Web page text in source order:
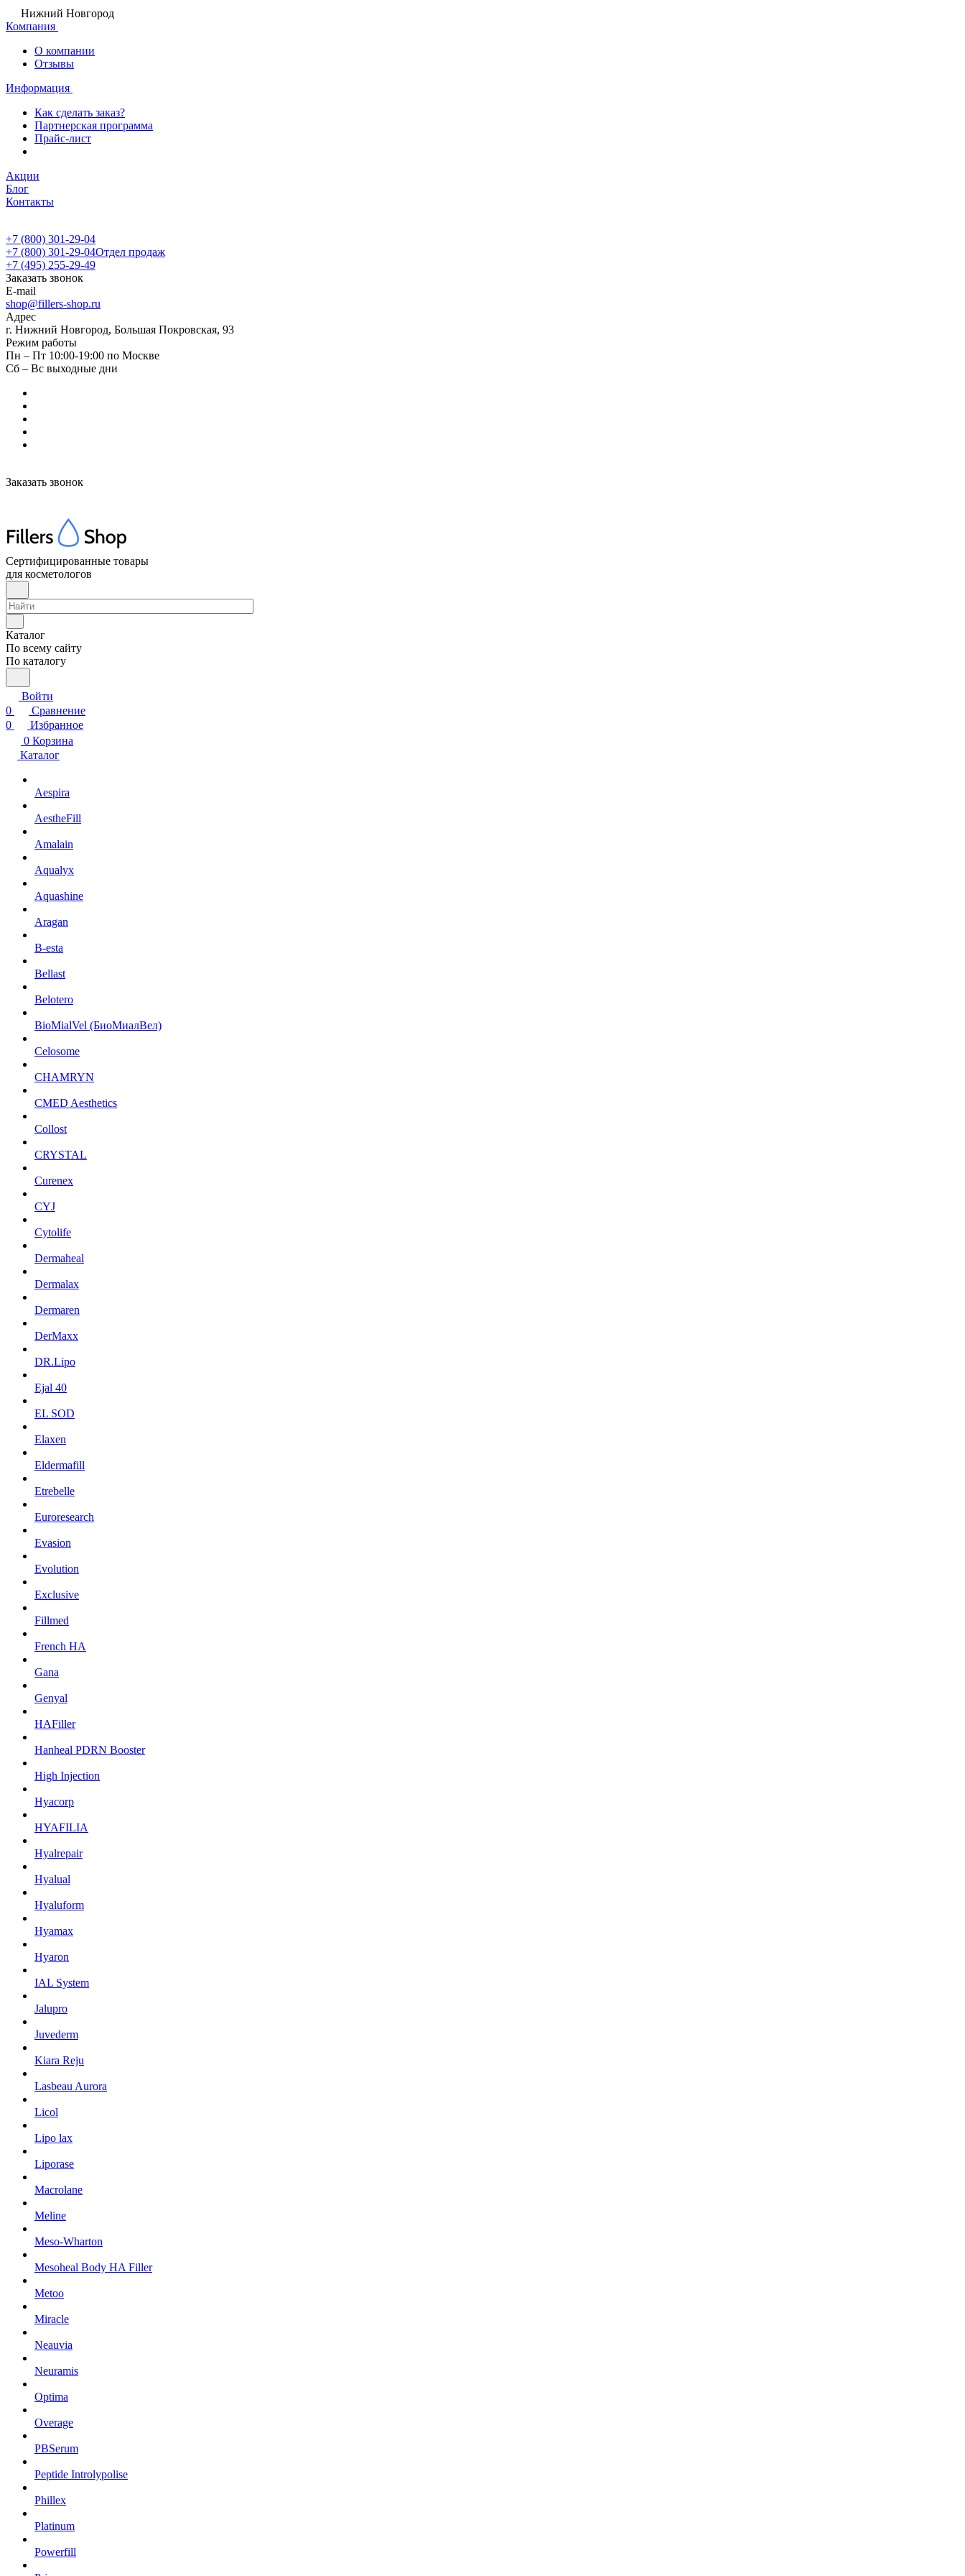
Нижний Новгород
Компания
О компании
Отзывы
Информация
Как сделать заказ?
Партнерская программа
Прайс-лист
Акции
Блог
Контакты
+7 (800) 301-29-04
+7 (800) 301-29-04Отдел продаж
+7 (495) 255-29-49
Заказать звонок
E-mail
shop@fillers-shop.ru
Адрес
г. Нижний Новгород, Большая Покровская, 93
Режим работы
Пн – Пт 10:00-19:00 по Москве
Сб – Вс выходные дни
Заказать звонок
Сертифицированные товары
для косметологов
Каталог
По всему сайту
По каталогу
Войти
0
Сравнение
0
Избранное
0 Корзина
Каталог
Aespira
AestheFill
Amalain
Aqualyx
Aquashine
Aragan
B-esta
Bellast
Belotero
BioMialVel (БиоМиалВел)
Celosome
CHAMRYN
CMED Aesthetics
Collost
CRYSTAL
Curenex
CYJ
Cytolife
Dermaheal
Dermalax
Dermaren
DerMaxx
DR.Lipo
Ejal 40
EL SOD
Elaxen
Eldermafill
Etrebelle
Euroresearch
Evasion
Evolution
Exclusive
Fillmed
French HA
Gana
Genyal
HAFiller
Hanheal PDRN Booster
High Injection
Hyacorp
HYAFILIA
Hyalrepair
Hyalual
Hyaluform
Hyamax
Hyaron
IAL System
Jalupro
Juvederm
Kiara Reju
Lasbeau Aurora
Licol
Lipo lax
Liporase
Macrolane
Meline
Meso-Wharton
Mesoheal Body HA Filler
Metoo
Miracle
Neauvia
Neuramis
Optima
Overage
PBSerum
Peptide Introlypolise
Phillex
Platinum
Powerfill